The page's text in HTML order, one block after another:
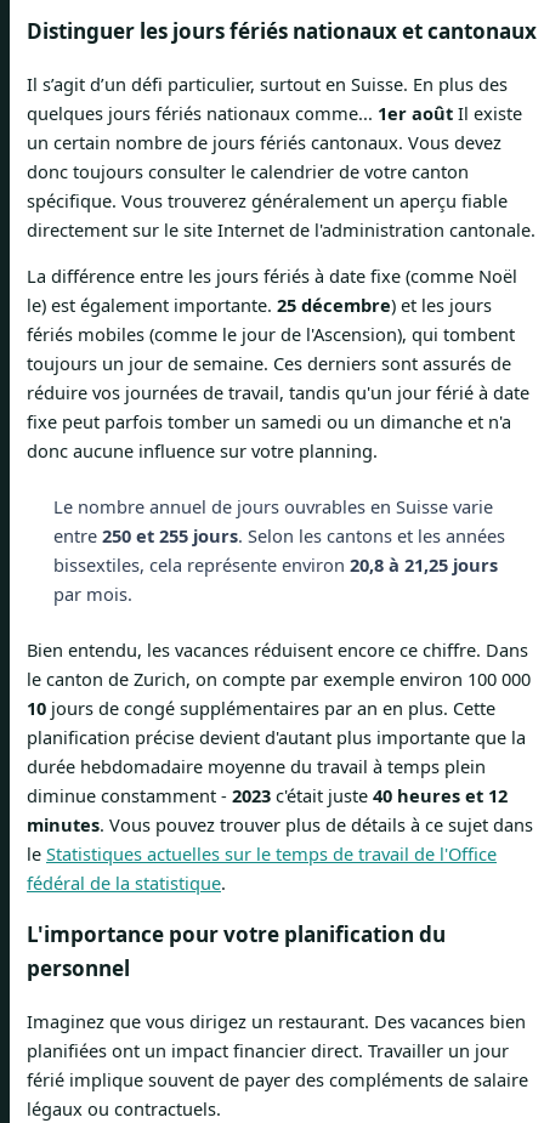
Distinguer les jours fériés nationaux et cantonaux
Il s’agit d’un défi particulier, surtout en Suisse. En plus des
quelques jours fériés nationaux comme... 1er août Il existe
un certain nombre de jours fériés cantonaux. Vous devez
donc toujours consulter le calendrier de votre canton
spécifique. Vous trouverez généralement un aperçu fiable
directement sur le site Internet de l'administration cantonale.
La différence entre les jours fériés à date fixe (comme Noël
le) est également importante. 25 décembre) et les jours
fériés mobiles (comme le jour de l'Ascension), qui tombent
toujours un jour de semaine. Ces derniers sont assurés de
réduire vos journées de travail, tandis qu'un jour férié à date
fixe peut parfois tomber un samedi ou un dimanche et n'a
donc aucune influence sur votre planning.
Le nombre annuel de jours ouvrables en Suisse varie
entre 250 et 255 jours. Selon les cantons et les années
bissextiles, cela représente environ 20,8 à 21,25 jours
par mois.
Bien entendu, les vacances réduisent encore ce chiffre. Dans
le canton de Zurich, on compte par exemple environ 100 000
10 jours de congé supplémentaires par an en plus. Cette
planification précise devient d'autant plus importante que la
durée hebdomadaire moyenne du travail à temps plein
diminue constamment - 2023 c'était juste 40 heures et 12
minutes. Vous pouvez trouver plus de détails à ce sujet dans
le Statistiques actuelles sur le temps de travail de l'Office
fédéral de la statistique.
L'importance pour votre planification du
personnel
Imaginez que vous dirigez un restaurant. Des vacances bien
planifiées ont un impact financier direct. Travailler un jour
férié implique souvent de payer des compléments de salaire
légaux ou contractuels.